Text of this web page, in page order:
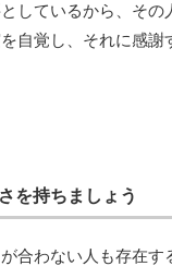
しているから、その
自覚し、それに感謝
を持ちましょう
合わない人も存在す